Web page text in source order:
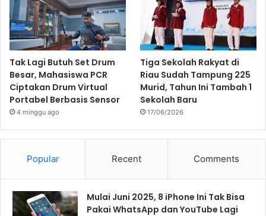
Tak Lagi Butuh Set Drum
Besar, Mahasiswa PCR
Ciptakan Drum Virtual
Portabel Berbasis Sensor
4 minggu ago
Tiga Sekolah Rakyat di
Riau Sudah Tampung 225
Murid, Tahun Ini Tambah 1
Sekolah Baru
17/06/2026
Popular Recent Comments
Mulai Juni 2025, 8 iPhone Ini Tak Bisa
Pakai WhatsApp dan YouTube Lagi